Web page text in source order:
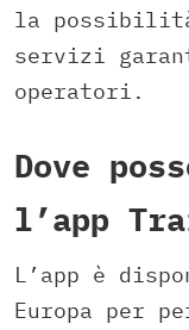
la
servizi
operatori.
Dove
l’app
L’app è
Europa per